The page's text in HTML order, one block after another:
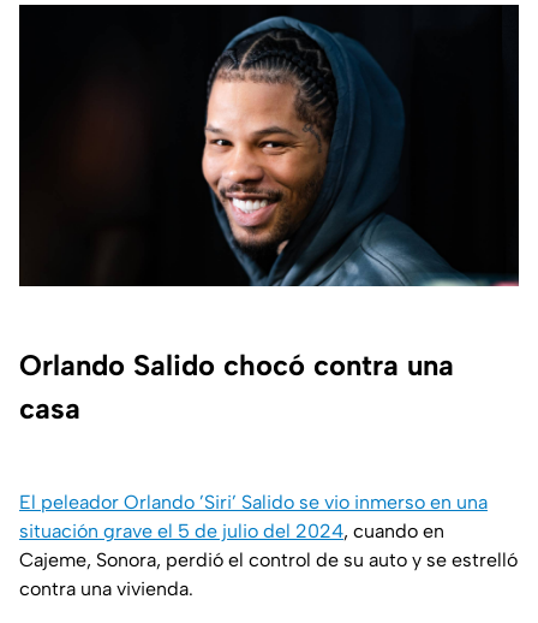
Orlando Salido chocó contra una
casa
El peleador Orlando ’Siri’ Salido se vio inmerso en una
situación grave el 5 de julio del 2024, cuando en
Cajeme, Sonora, perdió el control de su auto y se estrelló
contra una vivienda.